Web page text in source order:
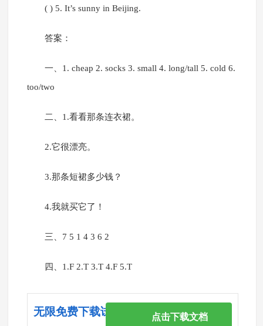
( ) 5. It’s sunny in Beijing.
答案：
一、1. cheap 2. socks 3. small 4. long/tall 5. cold 6.
too/two
二、1.看看那条连衣裙。
2.它很漂亮。
3.那条短裙多少钱？
4.我就买它了！
三、7 5 1 4 3 6 2
四、1.F 2.T 3.T 4.F 5.T
无限免费下载试卷 点击下载文档